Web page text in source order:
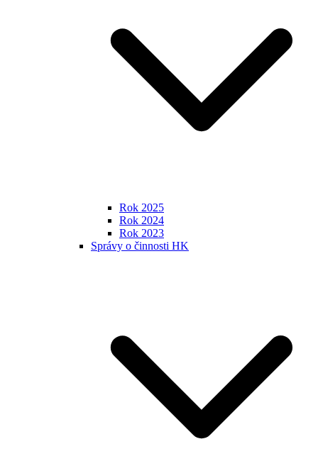
Rok 2025
Rok 2024
Rok 2023
Správy o činnosti HK